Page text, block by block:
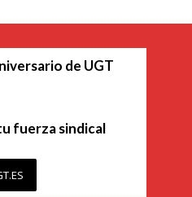
de UGT
fuerza sindical